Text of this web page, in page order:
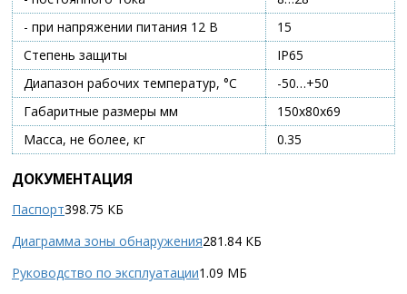
- при напряжении питания 12 В
15
Степень защиты
IP65
Диапазон рабочих температур, °С
-50…+50
Габаритные размеры мм
150х80х69
Масса, не более, кг
0.35
ДОКУМЕНТАЦИЯ
Паспорт398.75 КБ
Диаграмма зоны обнаружения281.84 КБ
Руководство по эксплуатации1.09 МБ